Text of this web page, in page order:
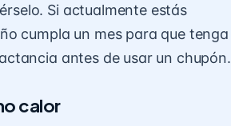
Si actualmente estás
cumpla un mes para que tenga
antes de usar un chupón.
calor